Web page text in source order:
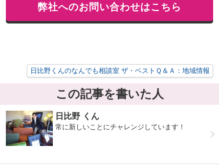
弊社へのお問い合わせはこちら
日比野くんのなんでも相談室 ザ・ベストＱ＆Ａ：地域情報
この記事を書いた人
日比野 くん
常に新しいことにチャレンジしています！